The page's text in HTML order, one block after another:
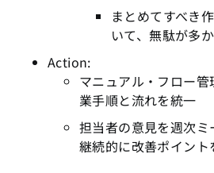
まとめてすべき
いて、無駄が多
Action:
マニュアル・フロー
業手順と流れを統一
担当者の意見を週次ミ
継続的に改善ポイン